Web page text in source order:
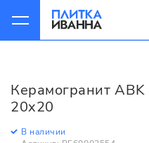
Керамогранит
20x20
В наличии